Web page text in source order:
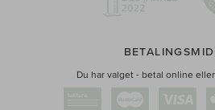
Du har valget - betal online